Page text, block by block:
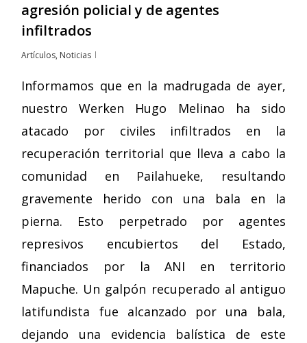
agresión policial y de agentes
infiltrados
Artículos, Noticias
Informamos que en la madrugada de ayer,
nuestro Werken Hugo Melinao ha sido
atacado por civiles infiltrados en la
recuperación territorial que lleva a cabo la
comunidad en Pailahueke, resultando
gravemente herido con una bala en la
pierna. Esto perpetrado por agentes
represivos encubiertos del Estado,
financiados por la ANI en territorio
Mapuche. Un galpón recuperado al antiguo
latifundista fue alcanzado por una bala,
dejando una evidencia balística de este